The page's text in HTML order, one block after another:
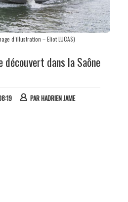
d’illustration – Eliot LUCAS)
découvert dans la Saône
PARHADRIEN JAME